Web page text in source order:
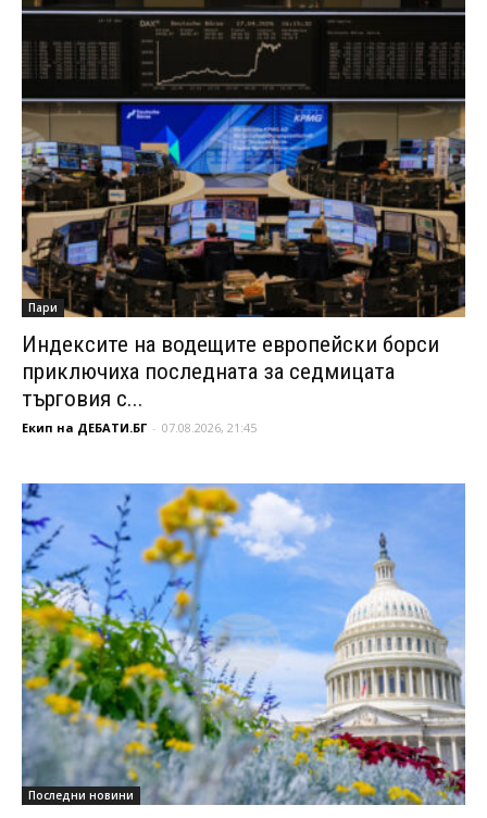
Пари
Индексите на водещите европейски борси
приключиха последната за седмицата
търговия с...
Екип на ДЕБАТИ.БГ - 07.08.2026, 21:45
Последни новини